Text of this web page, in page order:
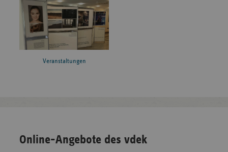
Veranstaltungen
Online-Angebote des vdek